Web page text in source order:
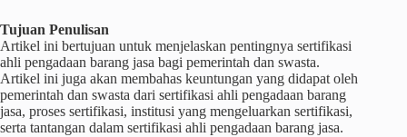
Tujuan Penulisan
Artikel ini bertujuan untuk menjelaskan pentingnya sertifikasi
ahli pengadaan barang jasa bagi pemerintah dan swasta.
Artikel ini juga akan membahas keuntungan yang didapat oleh
pemerintah dan swasta dari sertifikasi ahli pengadaan barang
jasa, proses sertifikasi, institusi yang mengeluarkan sertifikasi,
serta tantangan dalam sertifikasi ahli pengadaan barang jasa.